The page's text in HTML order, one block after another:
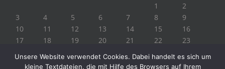
1
2
3
4 5 6 7 8
9
10
11 12 13 14 15
16
17
18 19 20 21 22
23
Unsere Website verwendet Cookies. Dabei handelt es sich um
kleine Textdateien, die mit Hilfe des Browsers auf Ihrem